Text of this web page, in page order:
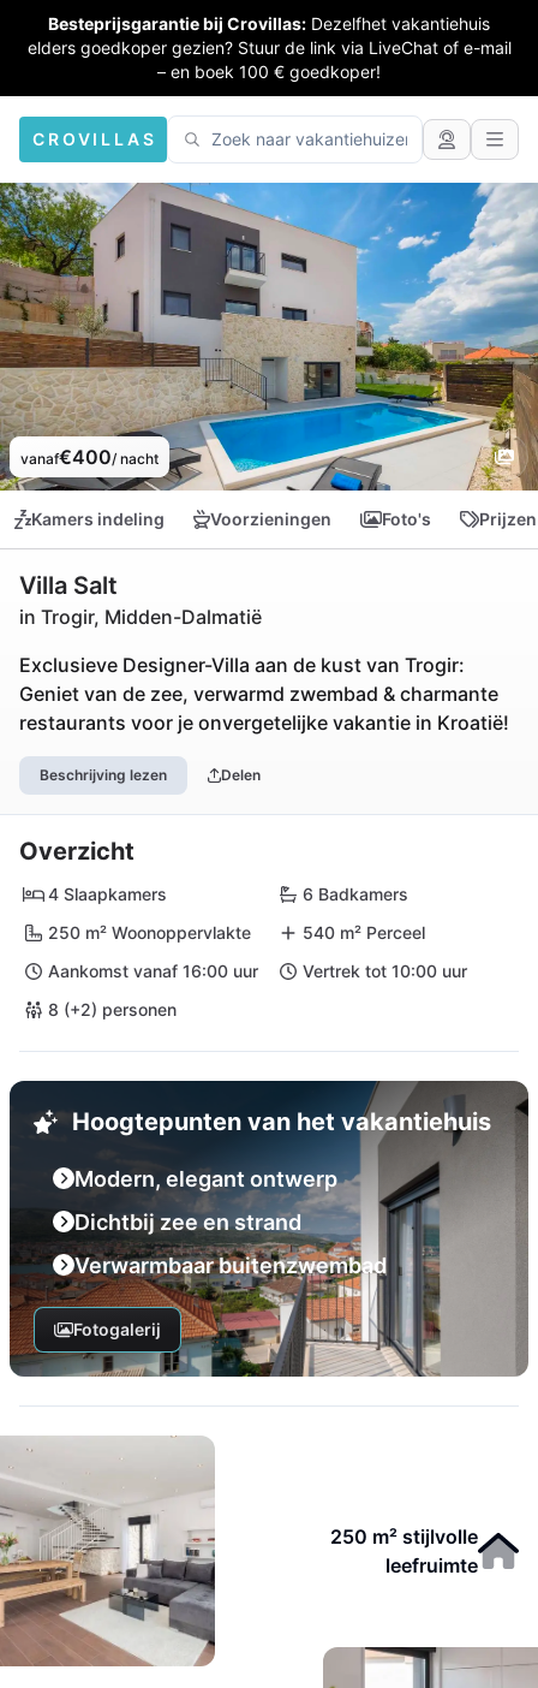
Besteprijsgarantie bij Crovillas: Dezelfhet vakantiehuis
elders goedkoper gezien? Stuur de link via LiveChat of e-mail
– en boek 100 € goedkoper!
CROVILLAS
vanaf€400/ nacht
Kamers indeling Voorzieningen Foto's
Villa Salt
in Trogir, Midden-Dalmatië
Exclusieve Designer-Villa aan de kust van Trogir:
Geniet van de zee, verwarmd zwembad & charmante
restaurants voor je onvergetelijke vakantie in Kroatië!
Beschrijving lezen Delen
Overzicht
4 Slaapkamers
6 Badkamers
250 m² Woonoppervlakte
540 m² Perceel
Aankomst vanaf 16:00 uur
Vertrek tot 10:00 uur
8 (+2) personen
Hoogtepunten van het vakantiehuis
Modern, elegant ontwerp
Dichtbij zee en strand
Verwarmbaar buitenzwembad
Fotogalerij
250 m² stijlvolle
leefruimte